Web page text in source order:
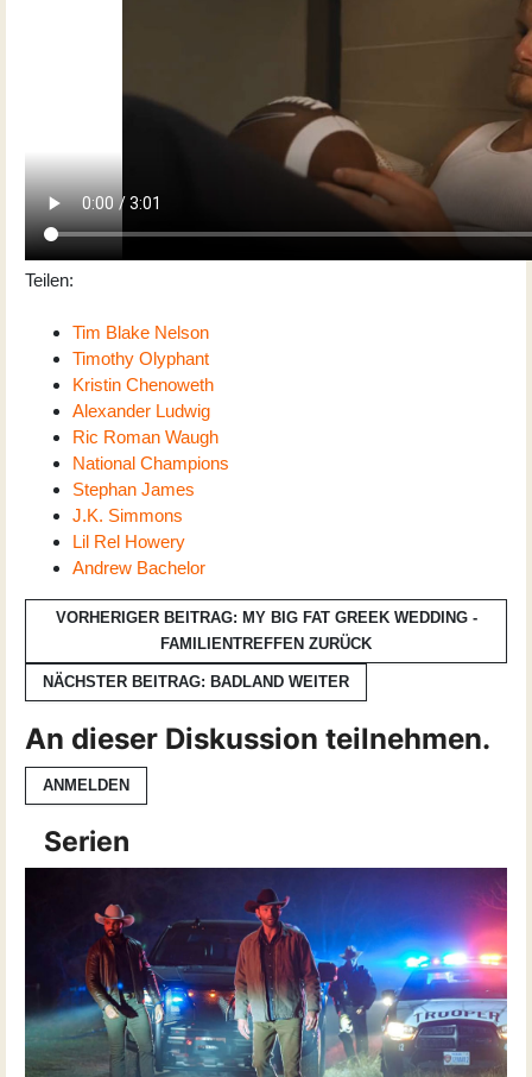
Teilen:
Tim Blake Nelson
Timothy Olyphant
Kristin Chenoweth
Alexander Ludwig
Ric Roman Waugh
National Champions
Stephan James
J.K. Simmons
Lil Rel Howery
Andrew Bachelor
VORHERIGER BEITRAG: MY BIG FAT GREEK WEDDING -
FAMILIENTREFFEN ZURÜCK
NÄCHSTER BEITRAG: BADLAND WEITER
An dieser Diskussion teilnehmen.
ANMELDEN
Serien